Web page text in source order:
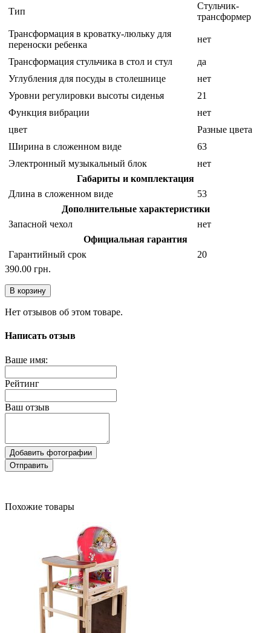
Тип
Стульчик-
трансформер
Трансформация в кроватку-люльку для
переноски ребенка
нет
Трансформация стульчика в стол и стул
да
Углубления для посуды в столешнице
нет
Уровни регулировки высоты сиденья
21
Функция вибрации
нет
цвет
Разные цвета
Ширина в сложенном виде
63
Электронный музыкальный блок
нет
Габариты и комплектация
Длина в сложенном виде
53
Дополнительные характеристики
Запасной чехол
нет
Официальная гарантия
Гарантийный срок
20
390.00 грн.
В корзину
Нет отзывов об этом товаре.
Написать отзыв
Ваше имя:
Рейтинг
Ваш отзыв
Добавить фотографии
Отправить
Похожие товары